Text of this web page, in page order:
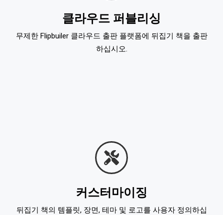
클라우드 퍼블리싱
무제한 Flipbuiler 클라우드 출판 플랫폼에 뒤집기 책을 출판
하십시오.
커스터마이징
뒤집기 책의 템플릿, 장면, 테마 및 로고를 사용자 정의하십